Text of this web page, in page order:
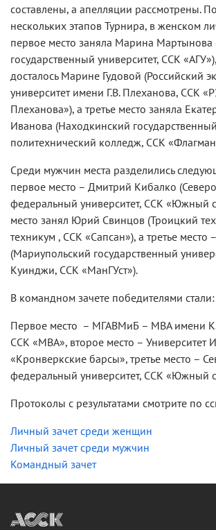
составлены, а апелляции рассмотрены.
нескольких этапов Турнира, в женском
первое место заняла Марина Мартынова
государственный университет, ССК
досталось Марине Гудовой (Российский
университет имени Г.В. Плеханова, ССК
Плеханова»), а третье место заняла
Иванова (Находкинский
политехнический колледж, ССК
Среди мужчин места разделились
первое место – Дмитрий Кибалко
федеральный университет, ССК «Южный
место занял Юрий Свинцов (Троицкий
техникум , ССК «Сапсан»), а третье место
(Мариупольский государственный
Куинджи, ССК «МанГУст»).
В командном зачете победителями стали:
Первое место – МГАВМиБ – МВА имени
ССК «МВА», второе место –
«Кронверкские барсы», третье место –
федеральный университет, ССК «Южный
Протоколы с результатами смотрите по
Личный зачет среди женщин
Личный зачет среди мужчин
Командный зачет